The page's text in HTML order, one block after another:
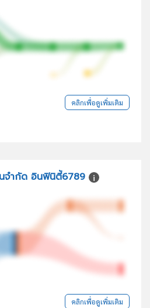
คลิกเพื่อดูเพิ่มเติม
จำกัด อินฟินิตี้6789
คลิกเพื่อดูเพิ่มเติม